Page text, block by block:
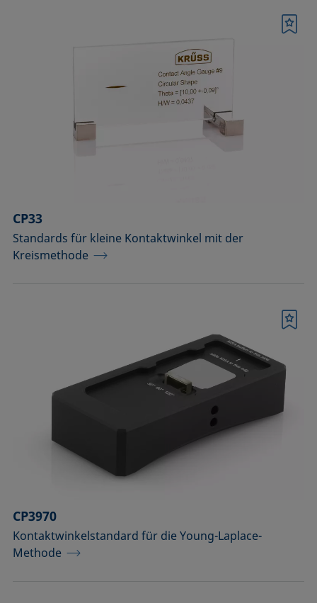
CP33
Standards für kleine Kontaktwinkel mit der
Kreismethode
CP3970
Kontaktwinkelstandard für die Young-Laplace-
Methode